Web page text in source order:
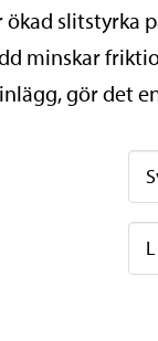
ökad slitstyrka
minskar
gör det